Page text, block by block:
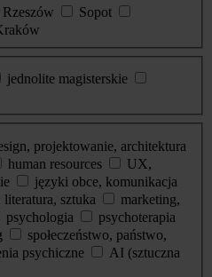
Rzeszów
Sopot
jednolite magisterskie
projektowanie, architektura
human resources
UX,
języki obce, komunikacja
literatura, sztuka
marketing,
psychologia
psychoterapia
społeczeństwo, państwo,
psychiczne
AI (sztuczna